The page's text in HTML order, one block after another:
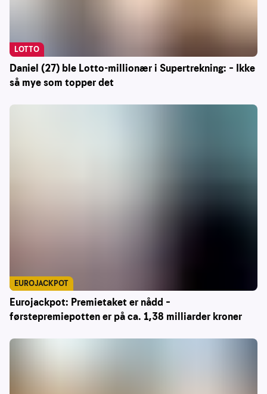
Daniel (27) ble Lotto-millionær i Supertrekning: – Ikke
så mye som topper det
LOTTO
Eurojackpot: Premietaket er nådd –
førstepremiepotten er på ca. 1,38 milliarder kroner
EUROJACKPOT